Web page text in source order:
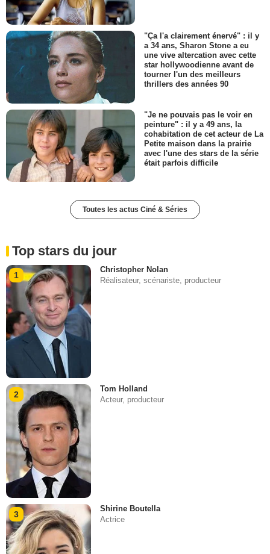
"Ça l'a clairement énervé" : il y
a 34 ans, Sharon Stone a eu
une vive altercation avec cette
star hollywoodienne avant de
tourner l'un des meilleurs
thrillers des années 90
"Je ne pouvais pas le voir en
peinture" : il y a 49 ans, la
cohabitation de cet acteur de La
Petite maison dans la prairie
avec l'une des stars de la série
était parfois difficile
Toutes les actus Ciné & Séries
Top stars du jour
1
Christopher Nolan
Réalisateur, scénariste, producteur
2
Tom Holland
Acteur, producteur
3
Shirine Boutella
Actrice